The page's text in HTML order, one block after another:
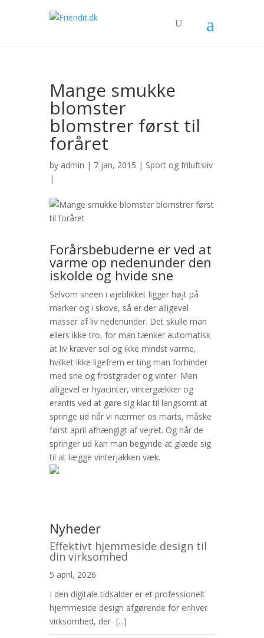
Mange smukke
blomster
blomstrer først til
foråret
by admin | 7 jan, 2015 | Sport og friluftsliv
|
Forårsbebuderne er ved at
varme op nedenunder den
iskolde og hvide sne
Selvom sneen i øjeblikket ligger højt på
marker og i skove, så er der alligevel
masser af liv nedenunder. Det skulle man
ellers ikke tro, for man tænker automatisk
at liv kræver sol og ikke mindst varme,
hvilket ikke ligefrem er ting man forbinder
med sne og frostgrader og vinter. Men
alligevel er hyacinter, vintergækker og
erantis ved at gøre sig klar til langsomt at
springe ud når vi nærmer os marts, måske
først april afhængigt af vejret. Og når de
springer ud kan man begynde at glæde sig
til at lægge vinterjakken væk.
Nyheder
Effektivt hjemmeside design til
din virksomhed
5 april, 2026
I den digitale tidsalder er et professionelt
hjemmeside design afgørende for enhver
virksomhed, der [...]